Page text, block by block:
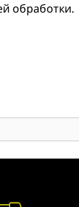
обработки.